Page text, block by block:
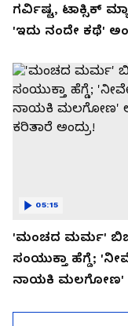
ಗರ್ವಿಷ್ಟ, ಟಾಕ್ಸಿಕ್
'ಇದು ನಂದೇ ಕಥೆ'
ಮಂದಣ್ಣ?
'ಮಂಚದ ಮರ್ಮ'
ಸಂಯುಕ್ತಾ ಹೆಗ್ಡೆ;
ನಾಯಕಿ ಮಲಗೋಣ'
05:15